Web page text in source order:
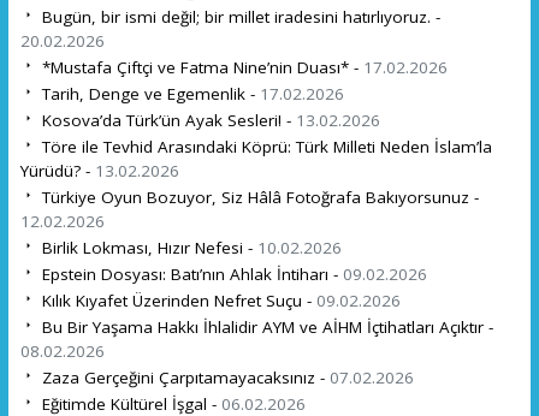
Bugün, bir ismi değil; bir millet iradesini hatırlıyoruz. -
20.02.2026
*Mustafa Çiftçi ve Fatma Nine’nin Duası* - 17.02.2026
Tarih, Denge ve Egemenlik - 17.02.2026
Kosova’da Türk’ün Ayak Sesleri! - 13.02.2026
Töre ile Tevhid Arasındaki Köprü: Türk Milleti Neden İslam’la
Yürüdü? - 13.02.2026
Türkiye Oyun Bozuyor, Siz Hâlâ Fotoğrafa Bakıyorsunuz -
12.02.2026
Birlik Lokması, Hızır Nefesi - 10.02.2026
Epstein Dosyası: Batı’nın Ahlak İntiharı - 09.02.2026
Kılık Kıyafet Üzerinden Nefret Suçu - 09.02.2026
Bu Bir Yaşama Hakkı İhlalidir AYM ve AİHM İçtihatları Açıktır -
08.02.2026
Zaza Gerçeğini Çarpıtamayacaksınız - 07.02.2026
Eğitimde Kültürel İşgal - 06.02.2026